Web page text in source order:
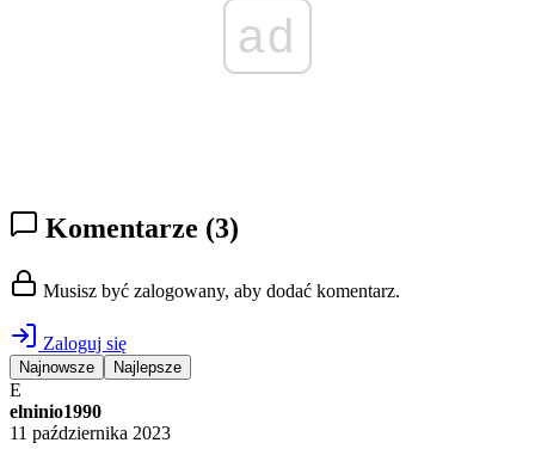
ad
Komentarze (3)
Musisz być zalogowany, aby dodać komentarz.
Zaloguj się
Najnowsze Najlepsze
E
elninio1990
11 października 2023